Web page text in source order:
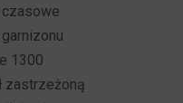
czasowe
1300
zastrzeżoną